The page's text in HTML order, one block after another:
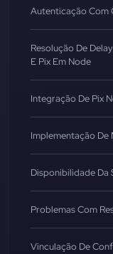
Autenticação Com
Resolução De
E Pix Em Node
Integração De Pix
Implementação De
Disponibilidade Da
Problemas Com
Vinculação De